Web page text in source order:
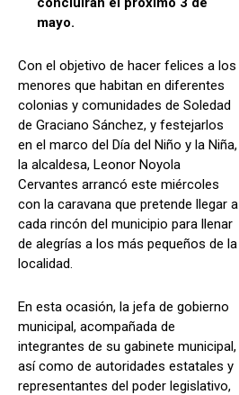
mayo.
Con el objetivo de hacer felices a los
menores que habitan en diferentes
colonias y comunidades de Soledad
de Graciano Sánchez, y festejarlos
en el marco del Día del Niño y la Niña,
la alcaldesa, Leonor Noyola
Cervantes arrancó este miércoles
con la caravana que pretende llegar a
cada rincón del municipio para llenar
de alegrías a los más pequeños de la
localidad.
En esta ocasión, la jefa de gobierno
municipal, acompañada de
integrantes de su gabinete municipal,
así como de autoridades estatales y
representantes del poder legislativo,